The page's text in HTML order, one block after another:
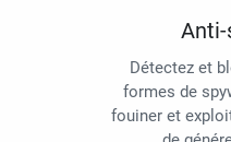
Anti-
Détectez et
formes de
fouiner et